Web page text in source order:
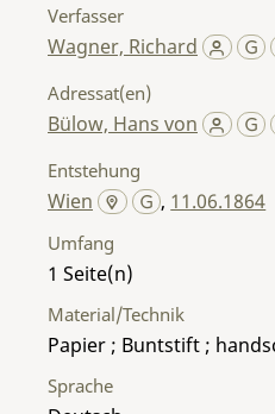
Verfasser
Wagner, Richard
Adressat(en)
Bülow, Hans von
Entstehung
Wien , 11.06.1864
Umfang
1
Material/Technik
Papier ; Buntstift ;
Sprache